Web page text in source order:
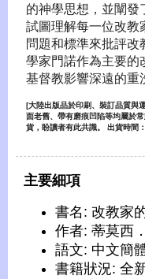
的神學思想，並闡發
試圖理解每一位改教
問題和標準來批評改
學家門諾作為主要的
基督教影響深遠的重
[大陸出版品於印刷、裝訂品質與
面老舊、帶有磨痕凹陷等均屬於
貨，盼讀者有此共識。 出貨時間
主要細項
書名: 改教家
作者: 蒂莫西
語文: 中文簡
書籍狀況: 全